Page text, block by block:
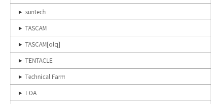
suntech
TASCAM
TASCAM[olq]
TENTACLE
Technical Farm
TOA